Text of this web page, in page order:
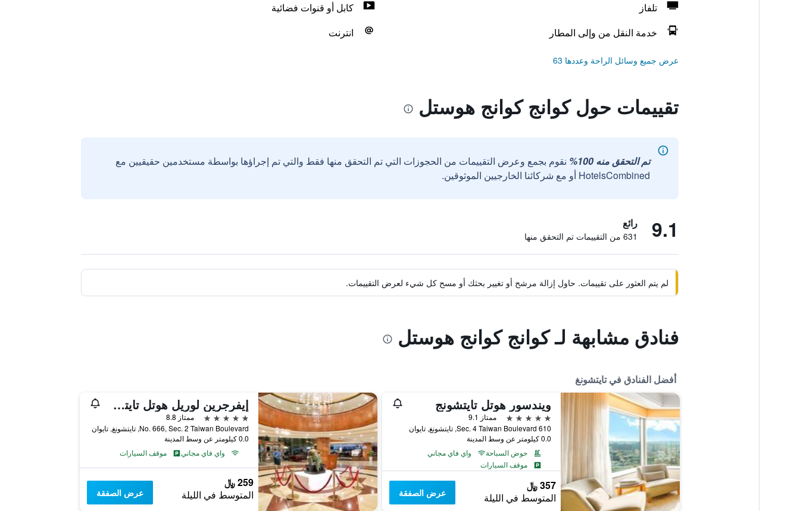
تلفاز
كابل أو قنوات فضائية
خدمة النقل من وإلى المطار
انترنت
عرض جميع وسائل الراحة وعددها 63
تقييمات حول كوانج كوانج هوستل
تم التحقق منه 100%
نقوم بجمع وعرض التقييمات من الحجوزات التي تم التحقق منها فقط والتي تم إجراؤها بواسطة مستخدمين حقيقيين مع
HotelsCombined أو مع شركائنا الخارجيين الموثوقين.
9.1 رائع
631 من التقييمات تم التحقق منها
لم يتم العثور على تقييمات. حاول إزالة مرشح أو تغيير بحثك أو مسح كل شيء لعرض التقييمات.
فنادق مشابهة لـ كوانج كوانج هوستل
أفضل الفنادق في تايتشونغ
ويندسور هوتل تايتشونج
5 نجوم
ممتاز 9.1
610 Sec. 4 Taiwan Boulevard, تايتشونغ, تايوان
0.0 كيلومتر عن وسط المدينة
حوض السباحة
واي فاي مجاني
موقف السيارات
357 ﷼
المتوسط في الليلة عرض الصفقة
إيفرجرين لوريل هوتل تايتشونج
5 نجوم
ممتاز 8.8
No. 666, Sec. 2 Taiwan Boulevard, تايتشونغ, تايوان
0.0 كيلومتر عن وسط المدينة
واي فاي مجاني
موقف السيارات
259 ﷼
المتوسط في الليلة عرض الصفقة